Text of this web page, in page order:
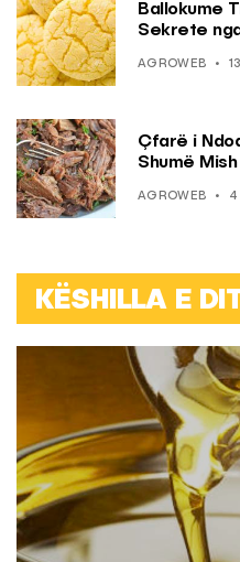
Ballokume
Sekrete
AGROWEB
Çfarë i
Shumë Mish
AGROWEB 4
KËSHILLA E